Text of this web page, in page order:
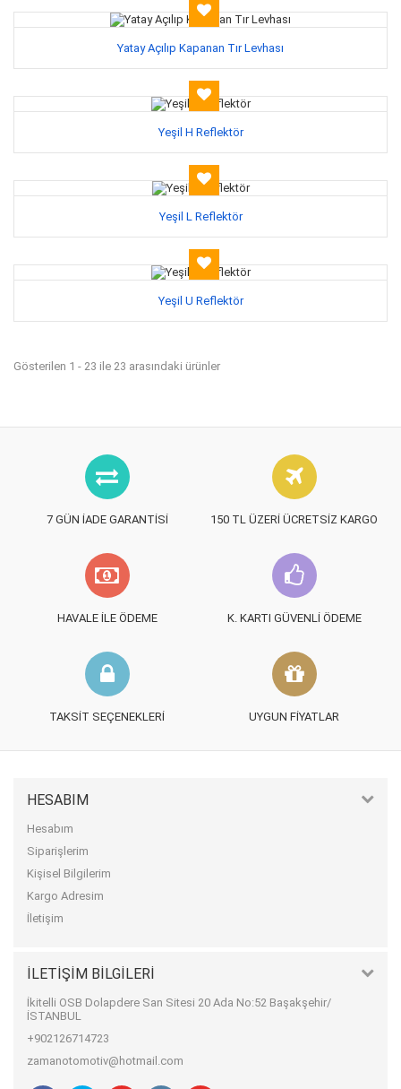
Yatay Açılıp Kapanan Tır Levhası
Yeşil H Reflektör
Yeşil L Reflektör
Yeşil U Reflektör
Gösterilen 1 - 23 ile 23 arasındaki ürünler
7 GÜN İADE GARANTISI 150 TL ÜZERI ÜCRETSIZ KARGO
HAVALE İLE ÖDEME K. KARTI GÜVENLI ÖDEME
TAKSIT SEÇENEKLERI UYGUN FIYATLAR
HESABIM
Hesabım
Siparişlerim
Kişisel Bilgilerim
Kargo Adresim
İletişim
İLETIŞIM BILGILERI
İkitelli OSB Dolapdere San Sitesi 20 Ada No:52 Başakşehir/
İSTANBUL
+902126714723
zamanotomotiv@hotmail.com